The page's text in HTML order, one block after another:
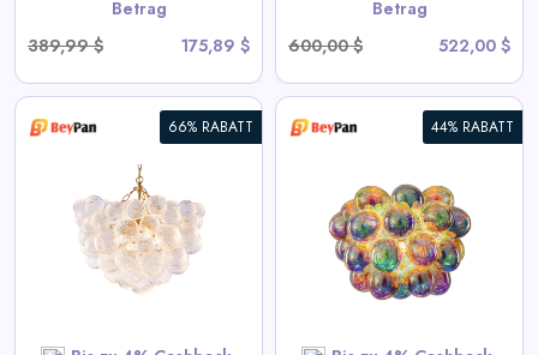
Betrag
389,99 $
175,89 $
Betrag
600,00 $
522,00 $
66% RABATT 44% RABATT
Blubbernde Deckenleuchte mit
irisierendem Cognac getöntem
View All BeyPan Deals